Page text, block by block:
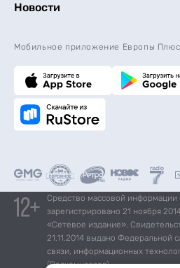
Новости
Мобильное приложение Европы
Средство массовой
зарегистрировано 21 ноября
«Сетевое издание».
21.11.2014 выдано Федеральной
связи, информационных
(Роскомнадзор).